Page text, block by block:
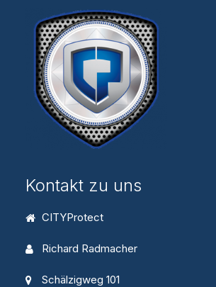
Kontakt zu uns
CITYProtect
Richard Radmacher
Schälzigweg 101